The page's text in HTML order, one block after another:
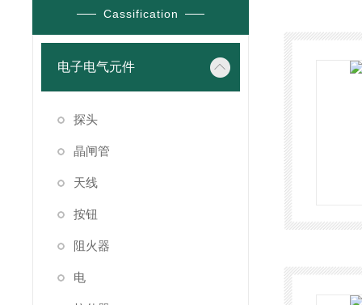
Cassification
电子电气元件
探头
晶闸管
天线
按钮
阻火器
电